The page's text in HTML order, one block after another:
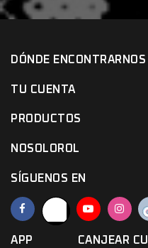
DÓNDE ENCONTRARNOS
TU CUENTA
PRODUCTOS
NOSOLOROL
SÍGUENOS EN
APP CANJEAR